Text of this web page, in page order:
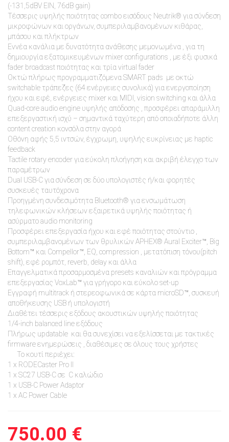
(-131,5dBV EIN, 76dB gain)
Τέσσερις υψηλής ποιότητας combo εισόδους Neutrik® για σύνδεση
μικροφώνων και οργάνων, συμπεριλαμβανομένων κιθάρας,
μπάσου και πλήκτρων
Εννέα κανάλια με δυνατότητα ανάθεσης μεμονωμένα , για τη
δημιουργία εξατομικευμένων mixer configurations , με έξι φυσικά
fader broadcast ποιότητας και τρία virtual fader
Οκτώ πλήρως προγραμματιζόμενα SMART pads με οκτώ
switchable τράπεζες (64 ενέργειες συνολικά) για ενεργοποίηση
ήχου και εφέ, ενέργειες mixer και MIDI, vision switching και άλλα
Quad-core audio engine υψηλής απόδοσης , προσφέρει απαράμιλλη
επεξεργαστική ισχύ – σημαντικά ταχύτερη από οποιαδήποτε άλλη
content creation κονσόλα στην αγορά
Οθόνη αφής 5,5 ιντσών, έγχρωμη, υψηλής ευκρίνειας με haptic
feedback
Tactile rotary encoder για εύκολη πλοήγηση και ακριβή έλεγχο των
παραμέτρων
Dual USB-C για σύνδεση σε δύο υπολογιστές ή/και φορητές
συσκευές ταυτόχρονα
Προηγμένη συνδεσιμότητα Bluetooth® για ενσωμάτωση
τηλεφωνικών κλήσεων εξαιρετικά υψηλής ποιότητας ή
ασύρματo audio monitoring
Προσφέρει επεξεργασία ήχου και εφέ ποιότητας στούντιο ,
συμπεριλαμβανομένων των θρυλικών APHEX® Aural Exciter™, Big
Bottom™ και Compellor™, EQ, compression , μετατόπιση τόνου(pitch
shift), εφέ ρομπότ, reverb, delay και άλλα
Επαγγελματικά προσαρμοσμένα presets καναλιών και πρόγραμμα
επεξεργασίας VoxLab™ για γρήγορo και εύκολo set-up
Εγγραφή multitrack ή στερεοφωνικά σε κάρτα microSD™, συσκευή
αποθήκευσης USB ή υπολογιστή
Διαθέτει τέσσερις εξόδους ακουστικών υψηλής ποιότητας
1/4-inch balanced line εξόδους
Πλήρως updatable και θα συνεχίσει να εξελίσσεται με τακτικές
firmware ενημερώσεις , διαθέσιμες σε όλους τους χρήστες
Το κουτί περιέχει:
1 x RODECaster Pro II
1 x SC27 USB-C σε C καλώδιο
1 x USB-C Power Adaptor
1 x AC Power Cable
750.00 €